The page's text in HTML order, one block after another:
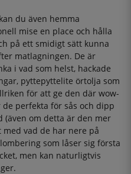
du även hemma
mise en place och hålla
på ett smidigt sätt kunna
matlagningen. De är
i vad som helst, hackade
pyttepyttelite örtolja som
för att ge den där wow-
de perfekta för sås och dipp
(även om detta är den mer
vad de har nere på
som låser sig första
men kan naturligtvis